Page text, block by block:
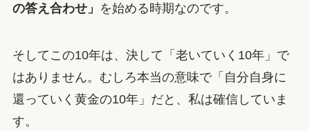
の答え合わせ」 を始める時期なのです。
そしてこの10年は、決して「老いていく10年」で
はありません。むしろ本当の意味で「自分自身に
還っていく黄金の10年」だと、私は確信していま
す。